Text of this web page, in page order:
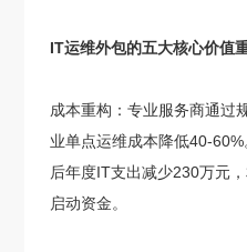
IT运维外包的五大核心价值
成本重构：专业服务商通过
业单点运维成本降低40-
后年度IT支出减少230万元
启动资金。